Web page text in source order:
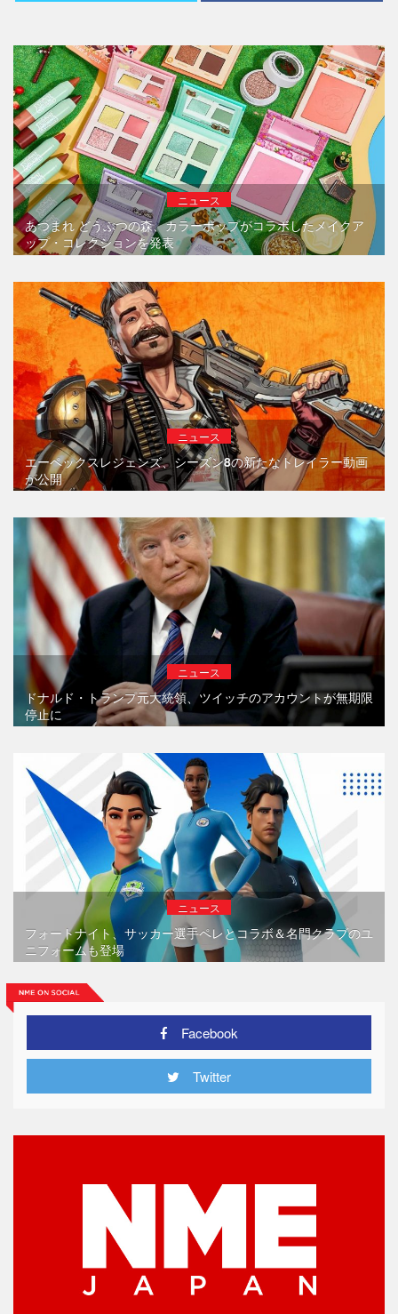
ニュース
あつまれ どうぶつの森、カラーポップがコラボしたメイクア
ップ・コレクションを発表
ニュース
エーペックスレジェンズ、シーズン8の新たなトレイラー動画
が公開
ニュース
ドナルド・トランプ元大統領、ツイッチのアカウントが無期限
停止に
ニュース
フォートナイト、サッカー選手ペレとコラボ＆名門クラブのユ
ニフォームも登場
Facebook
Twitter